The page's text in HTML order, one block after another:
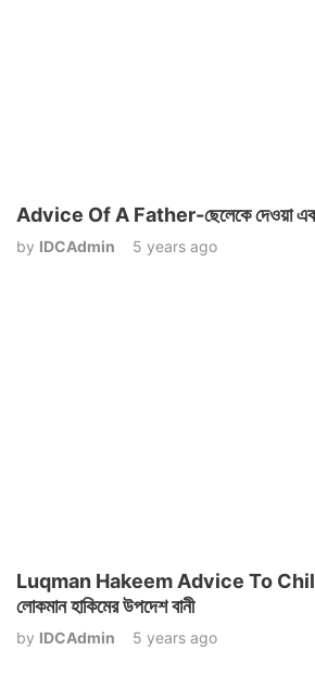
Advice Of A Father-ছেলেকে দেওয়া
by IDCAdmin 5 years ago
Luqman Hakeem Advice To Childs
লোকমান হাকিমের উপদেশ বানী
by IDCAdmin 5 years ago